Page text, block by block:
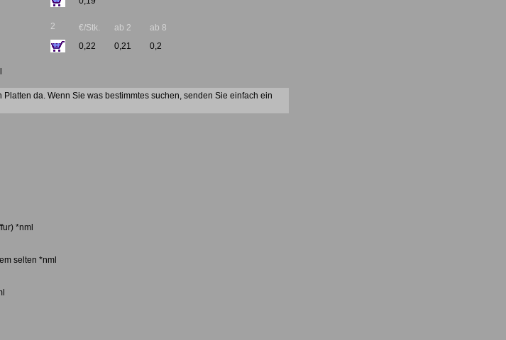
2
€/Stk.
0,22
ab 2
0,21
ab 8
0,2
da. Wenn Sie was bestimmtes suchen, senden Sie einfach ein
*nml
selten *nml